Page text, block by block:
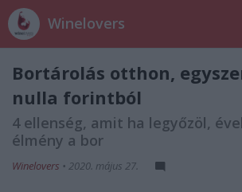
Winelovers
Bortárolás otthon,
nulla forintból
4 ellenség, amit ha legyőzöl,
élmény a bor
Winelovers • 2020. május 27.